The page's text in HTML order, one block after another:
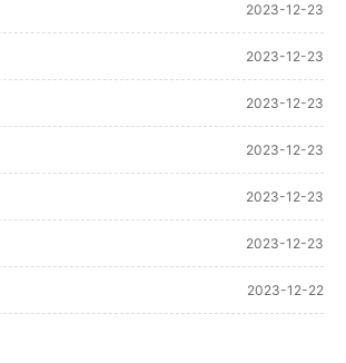
2023-12-23
2023-12-23
2023-12-23
2023-12-23
2023-12-23
2023-12-23
2023-12-22